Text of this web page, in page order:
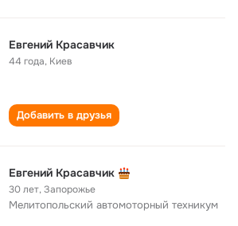
Евгений Красавчик
44 года, Киев
Добавить в друзья
Евгений Красавчик
30 лет,Запорожье
Мелитопольский автомоторный техникум